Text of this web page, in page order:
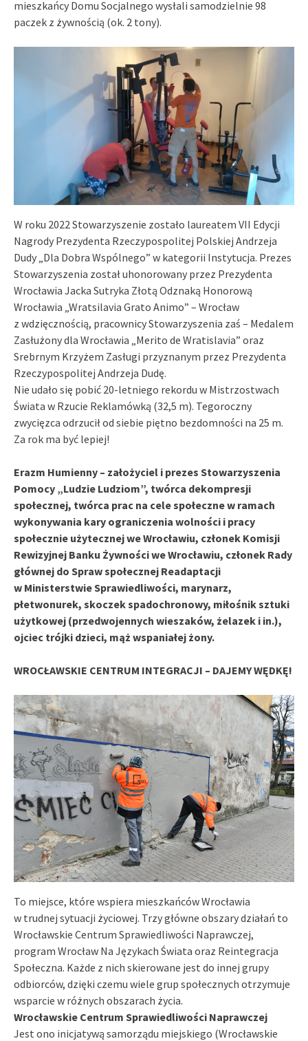
mieszkańcy Domu Socjalnego wysłali samodzielnie 98
paczek z żywnością (ok. 2 tony).
W roku 2022 Stowarzyszenie zostało laureatem VII Edycji
Nagrody Prezydenta Rzeczypospolitej Polskiej Andrzeja
Dudy „Dla Dobra Wspólnego” w kategorii Instytucja. Prezes
Stowarzyszenia został uhonorowany przez Prezydenta
Wrocławia Jacka Sutryka Złotą Odznaką Honorową
Wrocławia „Wratsilavia Grato Animo” – Wrocław
z wdzięcznością, pracownicy Stowarzyszenia zaś – Medalem
Zasłużony dla Wrocławia „Merito de Wratislavia” oraz
Srebrnym Krzyżem Zasługi przyznanym przez Prezydenta
Rzeczypospolitej Andrzeja Dudę.
Nie udało się pobić 20-letniego rekordu w Mistrzostwach
Świata w Rzucie Reklamówką (32,5 m). Tegoroczny
zwycięzca odrzucił od siebie piętno bezdomności na 25 m.
Za rok ma być lepiej!
Erazm Humienny – założyciel i prezes Stowarzyszenia
Pomocy „Ludzie Ludziom”, twórca dekompresji
społecznej, twórca prac na cele społeczne w ramach
wykonywania kary ograniczenia wolności i pracy
społecznie użytecznej we Wrocławiu, członek Komisji
Rewizyjnej Banku Żywności we Wrocławiu, członek Rady
głównej do Spraw społecznej Readaptacji
w Ministerstwie Sprawiedliwości, marynarz,
płetwonurek, skoczek spadochronowy, miłośnik sztuki
użytkowej (przedwojennych wieszaków, żelazek i in.),
ojciec trójki dzieci, mąż wspaniałej żony.
WROCŁAWSKIE CENTRUM INTEGRACJI – DAJEMY WĘDKĘ!
To miejsce, które wspiera mieszkańców Wrocławia
w trudnej sytuacji życiowej. Trzy główne obszary działań to
Wrocławskie Centrum Sprawiedliwości Naprawczej,
program Wrocław Na Językach Świata oraz Reintegracja
Społeczna. Każde z nich skierowane jest do innej grupy
odbiorców, dzięki czemu wiele grup społecznych otrzymuje
wsparcie w różnych obszarach życia.
Wrocławskie Centrum Sprawiedliwości Naprawczej
Jest ono inicjatywą samorządu miejskiego (Wrocławskie